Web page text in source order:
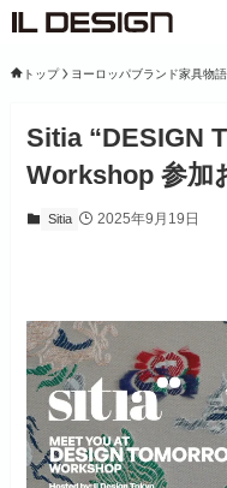
トップ ヨーロッパブランド家具物語
Sitia “DESIGN
Workshop 参加
Sitia 2025年9月19日